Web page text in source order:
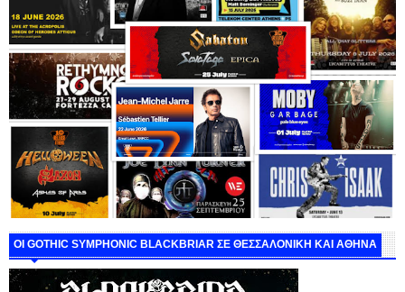
ΟΙ GOTHIC SYMPHONIC BLACKBRIAR ΣΕ ΘΕΣΣΑΛΟΝΙΚΗ ΚΑΙ ΑΘΗΝΑ